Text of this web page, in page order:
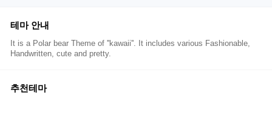
테마 안내
It is a Polar bear Theme of ''kawaii''. It includes various Fashionable,
Handwritten, cute and pretty.
추천테마